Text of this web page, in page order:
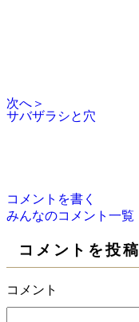
次へ＞
サバザラシと穴
コメントを書く
みんなのコメント一覧
コメントを投稿
コメント